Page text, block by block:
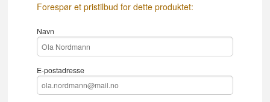
Forespør et pristilbud for dette produktet:
Navn
E-postadresse